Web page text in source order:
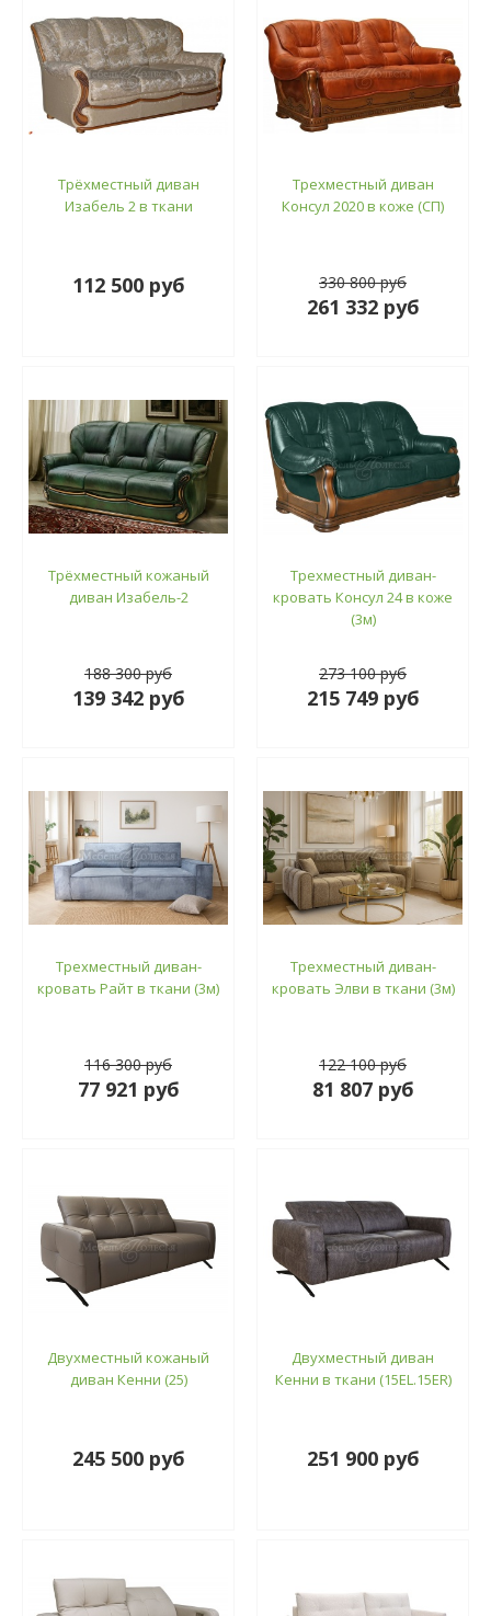
Трёхместный диван
Изабель 2 в ткани
112 500 руб
Трехместный диван
Консул 2020 в коже (СП)
330 800 руб
261 332 руб
Трёхместный кожаный
диван Изабель-2
188 300 руб
139 342 руб
Трехместный диван-
кровать Консул 24 в коже
(3м)
273 100 руб
215 749 руб
Трехместный диван-
кровать Райт в ткани (3м)
116 300 руб
77 921 руб
Трехместный диван-
кровать Элви в ткани (3м)
122 100 руб
81 807 руб
Двухместный кожаный
диван Кенни (25)
245 500 руб
Двухместный диван
Кенни в ткани (15EL.15ER)
251 900 руб